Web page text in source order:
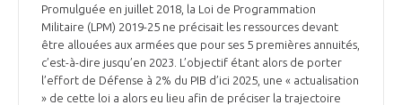
NOS MISSIONS
NOTRE HISTOIRE
LE CONSEIL DU GIFAS
L’ÉQUIPE DU GIFAS
FONCTIONNEMENT
GEADS
ACCOMPAGNEMENT DE NOS ADHÉRENTS
Promulguée en juillet 2018, la Loi de Programmation
Militaire (LPM) 2019-25 ne précisait les ressources devant
être allouées aux armées que pour ses 5 premières annuités,
c’est-à-dire jusqu’en 2023. L’objectif étant alors de porter
l’effort de Défense à 2% du PIB d’ici 2025, une « actualisation
» de cette loi a alors eu lieu afin de préciser la trajectoire